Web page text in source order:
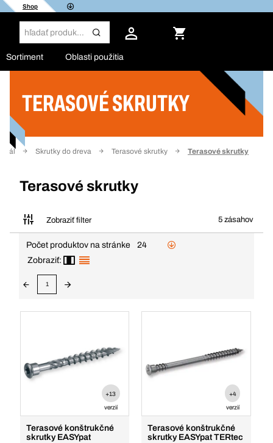
Shop
Sortiment Oblasti použitia
TERASOVÉ SKRUTKY
Skrutky do dreva Terasové skrutky Terasové skrutky
Terasové skrutky
Zobraziť filter 5 zásahov
Filter
Počet produktov na stránke
24
Zobraziť:
1
+13
verzií
Terasové konštrukčné
skrutky EASYpat
+4
verzií
Terasové konštrukčné
skrutky EASYpat TERtec